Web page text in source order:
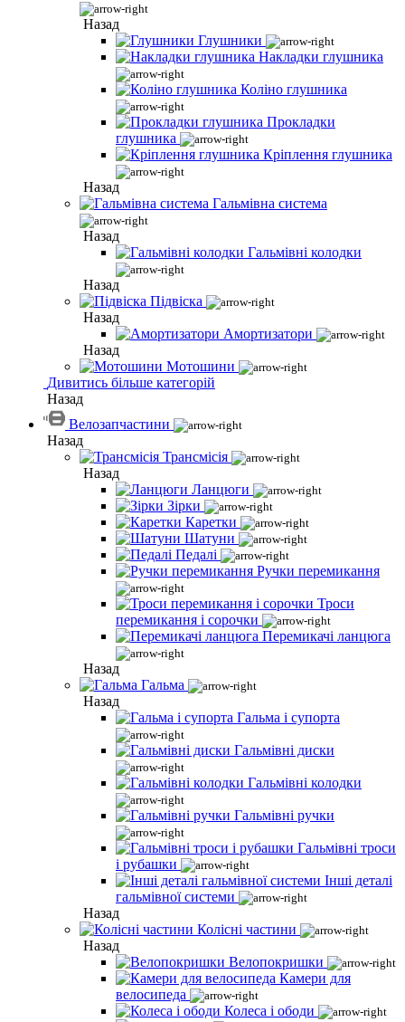
Назад
Глушники
Накладки глушника
Коліно глушника
Прокладки
глушника
Кріплення глушника
Назад
Гальмівна система
Назад
Гальмівні колодки
Назад
Підвіска
Назад
Амортизатори
Назад
Мотошини
Дивитись більше категорій
Назад
Велозапчастини
Назад
Трансмісія
Назад
Ланцюги
Зірки
Каретки
Шатуни
Педалі
Ручки перемикання
Троси
перемикання і сорочки
Перемикачі ланцюга
Назад
Гальма
Назад
Гальма і супорта
Гальмівні диски
Гальмівні колодки
Гальмівні ручки
Гальмівні троси
і рубашки
Інші деталі
гальмівної системи
Назад
Колісні частини
Назад
Велопокришки
Камери для
велосипеда
Колеса і ободи